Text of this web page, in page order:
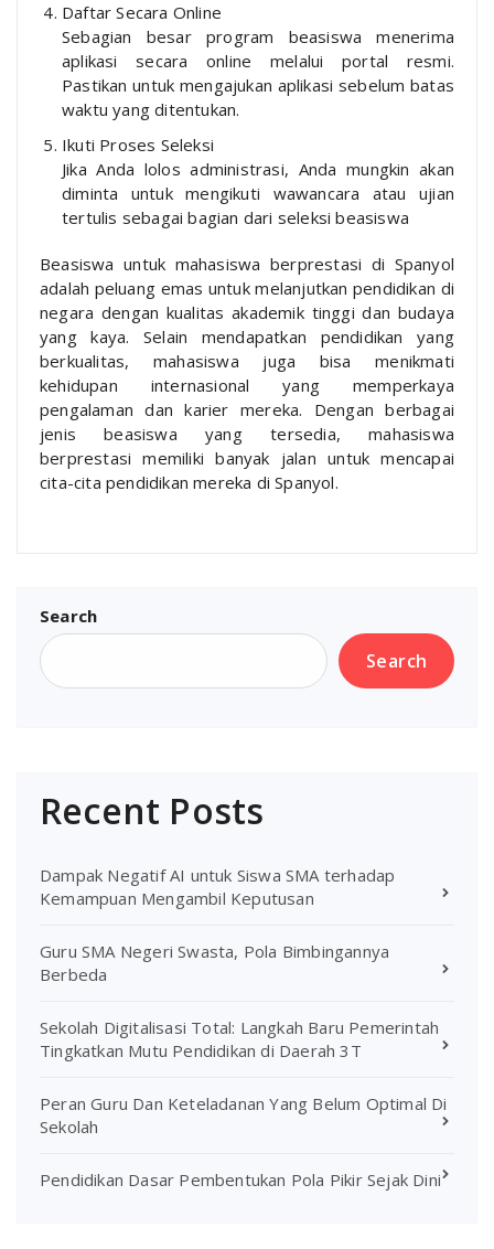
Daftar Secara Online
Sebagian besar program beasiswa menerima
aplikasi secara online melalui portal resmi.
Pastikan untuk mengajukan aplikasi sebelum batas
waktu yang ditentukan.
Ikuti Proses Seleksi
Jika Anda lolos administrasi, Anda mungkin akan
diminta untuk mengikuti wawancara atau ujian
tertulis sebagai bagian dari seleksi beasiswa
Beasiswa untuk mahasiswa berprestasi di Spanyol
adalah peluang emas untuk melanjutkan pendidikan di
negara dengan kualitas akademik tinggi dan budaya
yang kaya. Selain mendapatkan pendidikan yang
berkualitas, mahasiswa juga bisa menikmati
kehidupan internasional yang memperkaya
pengalaman dan karier mereka. Dengan berbagai
jenis beasiswa yang tersedia, mahasiswa
berprestasi memiliki banyak jalan untuk mencapai
cita-cita pendidikan mereka di Spanyol.
Search
Search
Recent Posts
Dampak Negatif AI untuk Siswa SMA terhadap
Kemampuan Mengambil Keputusan
Guru SMA Negeri Swasta, Pola Bimbingannya
Berbeda
Sekolah Digitalisasi Total: Langkah Baru Pemerintah
Tingkatkan Mutu Pendidikan di Daerah 3T
Peran Guru Dan Keteladanan Yang Belum Optimal Di
Sekolah
Pendidikan Dasar Pembentukan Pola Pikir Sejak Dini